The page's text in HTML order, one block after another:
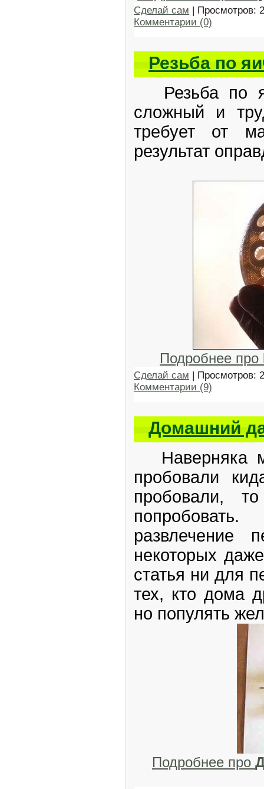
Сделай сам | Просмотров:
Комментарии (0)
Резьба по
Резьба по
сложный и
требует от
результат
Подробнее про
Сделай сам | Просмотров:
Комментарии (9)
Домашний
Наверняка
пробовали
пробовали,
развлечение
некоторых
статья ни для
тех, кто дома
но популять
Подробнее про